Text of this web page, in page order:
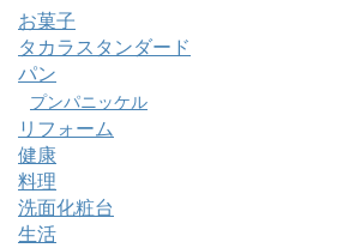
お菓子
タカラスタンダード
パン
プンパニッケル
リフォーム
健康
料理
洗面化粧台
生活